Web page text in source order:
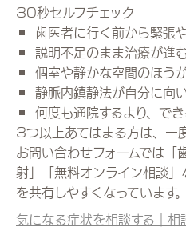
30秒セルフチェック
歯医者に行く前から緊張
説明不足のまま治療が進
個室や静かな空間のほう
静脈内鎮静法が自分に向
何度も通院するより、で
3つ以上あてはまる方は、一
お問い合わせフォームでは
射」「無料オンライン相談
を共有しやすくなっています。
気になる症状を相談する｜